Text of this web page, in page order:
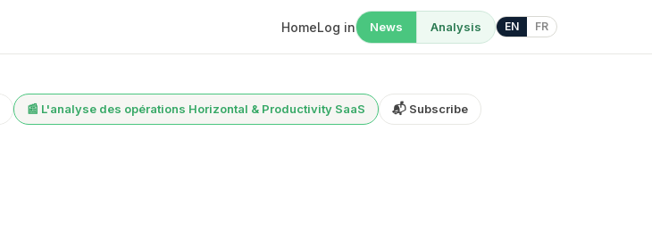
HomeLog in News Analysis EN FR
📰 L'analyse des opérations Horizontal & Productivity SaaS 📬 Subscribe